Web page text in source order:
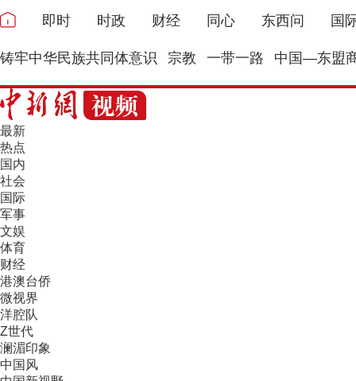
即时 时政 财经 同心 东西问 国
铸牢中华民族共同体意识 宗教 一带一路 中国—东盟
最新
热点
国内
社会
国际
军事
文娱
体育
财经
港澳台侨
微视界
洋腔队
Z世代
澜湄印象
中国风